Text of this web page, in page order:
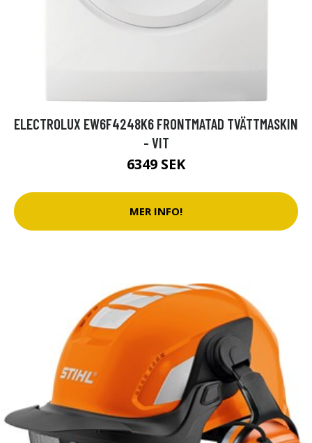
ELECTROLUX EW6F4248K6 FRONTMATAD TVÄTTMASKIN
- VIT
6349 SEK
MER INFO!